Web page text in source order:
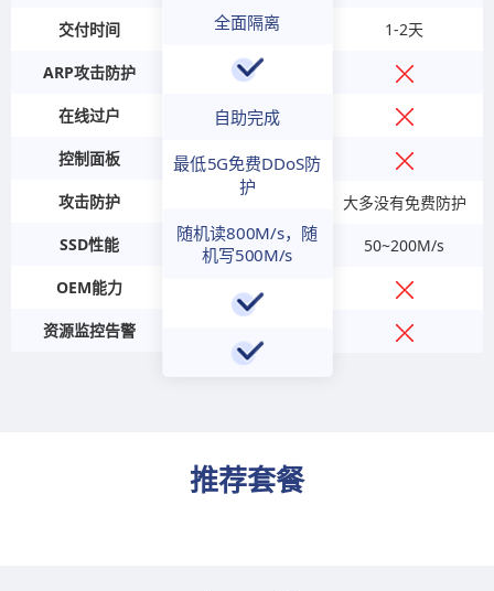
交付时间
ARP攻击防护
在线过户
控制面板
攻击防护
SSD性能
OEM能力
资源监控告警
全面隔离
自助完成
最低5G免费DDoS防
护
随机读800M/s，随
机写500M/s
1-2天
大多没有免费防护
50~200M/s
推荐套餐